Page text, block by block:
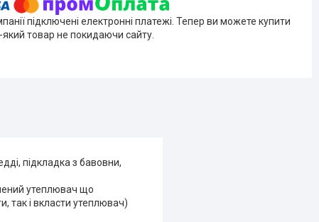
підключені електронні платежі. Тепер ви можете купити
товар не покидаючи сайту.
підкладка з бавовни,
утеплювач що
так і вкласти утеплювач)